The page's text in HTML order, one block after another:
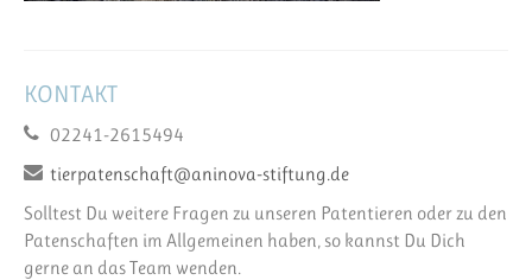
KONTAKT
02241-2615494
tierpatenschaft@aninova-stiftung.de
Solltest Du weitere Fragen zu unseren Patentieren oder zu den
Patenschaften im Allgemeinen haben, so kannst Du Dich
gerne an das Team wenden.